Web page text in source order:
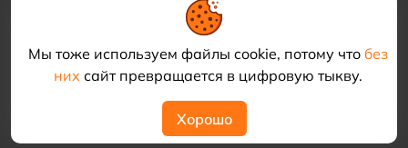
Мы тоже используем файлы cookie, потому что без
нихсайт превращается в цифровую тыкву.
Хорошо
© 2021–2026 «Академия КриоФрост»